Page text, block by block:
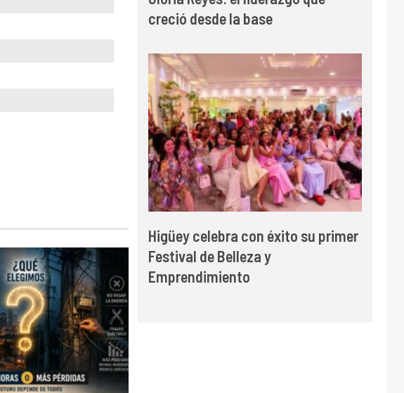
creció desde la base
Higüey celebra con éxito su primer
Festival de Belleza y
Emprendimiento